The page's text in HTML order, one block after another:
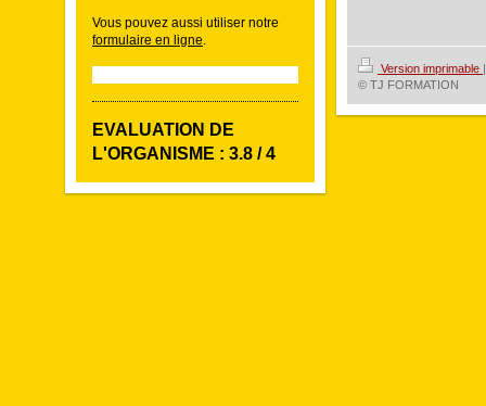
Vous pouvez aussi utiliser notre
formulaire en ligne.
EVALUATION DE
L'ORGANISME : 3.8 / 4
Version imprimable |
© TJ FORMATION